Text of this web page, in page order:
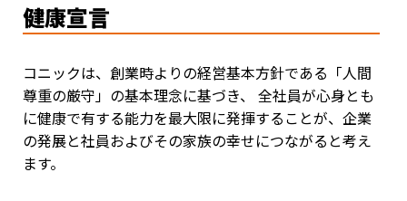
健康宣言
コニックは、創業時よりの経営基本方針である「人間
尊重の厳守」の基本理念に基づき、 全社員が心身とも
に健康で有する能力を最大限に発揮することが、企業
の発展と社員およびその家族の幸せにつながると考え
ます。